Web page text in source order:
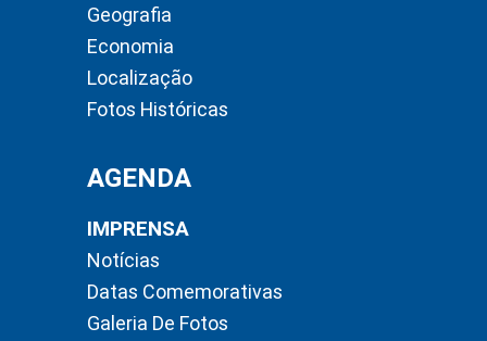
Geografia
Economia
Localização
Fotos Históricas
AGENDA
IMPRENSA
Notícias
Datas Comemorativas
Galeria De Fotos